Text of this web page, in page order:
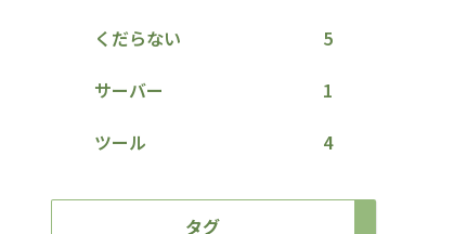
くだらない
5
サーバー
1
ツール
4
タグ